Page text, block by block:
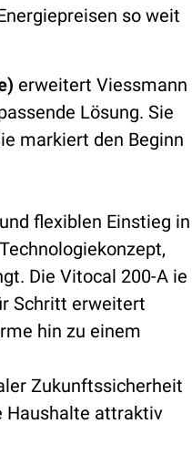
so weit
erweitert Viessmann
Lösung. Sie
markiert den Beginn
flexiblen Einstieg in
Die Vitocal 200-A ie
Schritt erweitert
hin zu einem
Zukunftssicherheit
Haushalte attraktiv